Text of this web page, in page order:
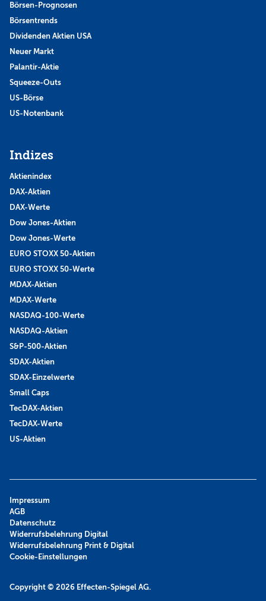
Börsen-Prognosen
Börsentrends
Dividenden Aktien USA
Neuer Markt
Palantir-Aktie
Squeeze-Outs
US-Börse
US-Notenbank
Indizes
Aktienindex
DAX-Aktien
DAX-Werte
Dow Jones-Aktien
Dow Jones-Werte
EURO STOXX 50-Aktien
EURO STOXX 50-Werte
MDAX-Aktien
MDAX-Werte
NASDAQ-100-Werte
NASDAQ-Aktien
S&P-500-Aktien
SDAX-Aktien
SDAX-Einzelwerte
Small Caps
TecDAX-Aktien
TecDAX-Werte
US-Aktien
Copyright © 2026 Effecten-Spiegel AG.
Impressum
AGB
Datenschutz
Widerrufsbelehrung Digital
Widerrufsbelehrung Print & Digital
Cookie-Einstellungen